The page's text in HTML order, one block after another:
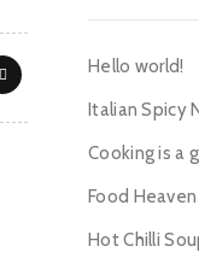
Hello world!
Italian Spicy
Cooking is a
Food
Hot Chilli